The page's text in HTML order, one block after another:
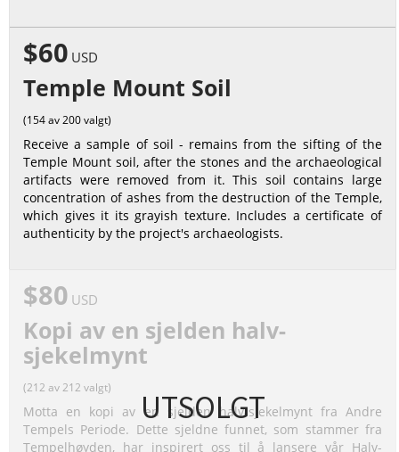
$60 USD
Temple Mount Soil
(154 av 200 valgt)
Receive a sample of soil - remains from the sifting of the
Temple Mount soil, after the stones and the archaeological
artifacts were removed from it. This soil contains large
concentration of ashes from the destruction of the Temple,
which gives it its grayish texture. Includes a certificate of
authenticity by the project's archaeologists.
UTSOLGT
$80 USD
Kopi av en sjelden halv-
sjekelmynt
(212 av 212 valgt)
Motta en kopi av en sjelden halv-sjekelmynt fra Andre
Tempels Periode. Dette sjeldne funnet, som stammer fra
Tempelhøyden, har inspirert oss til å lansere vår Halv-